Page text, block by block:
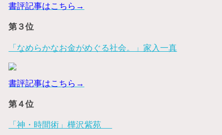
書評記事はこちら→
第３位
「なめらかなお金がめぐる社会。」家入一真
書評記事はこちら→
第４位
「神・時間術」樺沢紫苑